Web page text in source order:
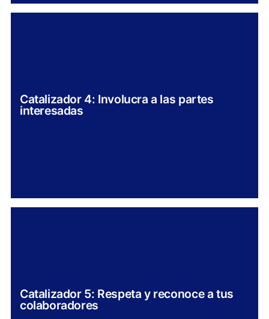
Catalizador 4: Involucra a las partes
interesadas
Catalizador 5: Respeta y reconoce a tus
colaboradores